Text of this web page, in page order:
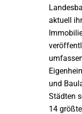
aktuell
und
Städten
14